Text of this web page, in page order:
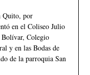
Quito, por
en el Coliseo Julio
Bolívar, Colegio
y en las Bodas de
de la parroquia San